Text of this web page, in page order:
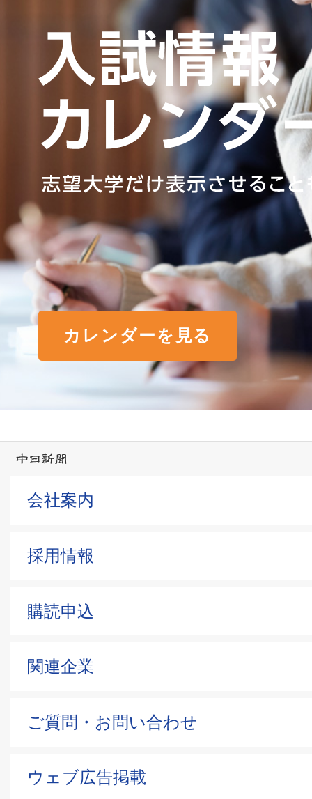
カレンダーを見る
会社案内
採用情報
購読申込
関連企業
ご質問・お問い合わせ
ウェブ広告掲載